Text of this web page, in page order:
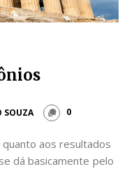
SOUZA 0
aos resultados
dá basicamente pelo